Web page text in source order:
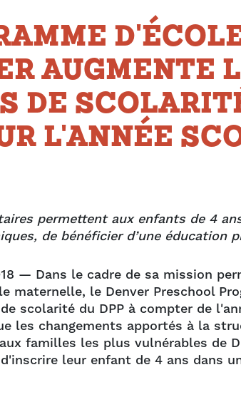
AUGMENTE
DE
L'ANNÉE
permettent aux enfants de 4
de bénéficier d’une éducation
— Dans le cadre de sa mission
maternelle, le Denver Preschool
scolarité du DPP à compter de
les changements apportés à la
familles les plus vulnérables de
leur enfant de 4 ans dans